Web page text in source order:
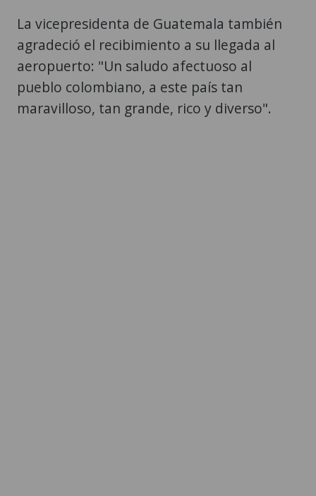
La vicepresidenta de Guatemala también
agradeció el recibimiento a su llegada al
aeropuerto: "Un saludo afectuoso al
pueblo colombiano, a este país tan
maravilloso, tan grande, rico y diverso".